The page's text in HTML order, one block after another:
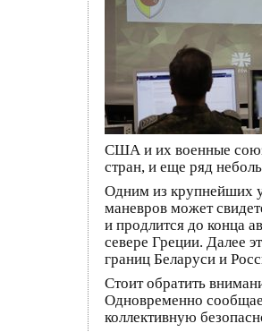
США и их военные
стран, и еще ряд
Одним из крупнейших
маневров может
и продлится до конца
севере Греции. Далее
границ Беларуси и
Стоит обратить
Одновременно
коллективную